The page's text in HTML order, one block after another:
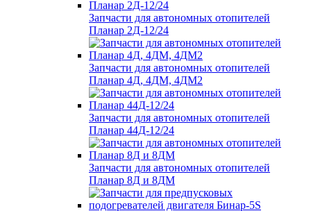
Запчасти для автономных отопителей
Планар 2Д-12/24
Запчасти для автономных отопителей
Планар 4Д, 4ДМ, 4ДМ2
Запчасти для автономных отопителей
Планар 44Д-12/24
Запчасти для автономных отопителей
Планар 8Д и 8ДМ